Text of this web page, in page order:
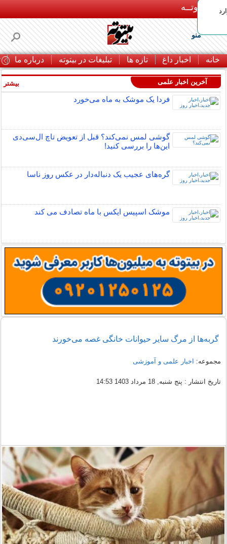
بـیتوتــه
منو
خانه اخبار داغ تازه ها تبلیغات در بیتوته درباره ما
آخرین اخبار علمی
فردا یک موشک به ماه می‌خورد
گوشی لمس نمی‌کند؟ قبل از تعویض تاچ ال‌سی‌دی
این‌ها را بررسی کنید!
گره‌های عجیب یک دنباله‌دار در عکس روز ناسا
موشک اسپیس ایکس با ماه تصادف می کند
بیشتر
گربه‌ها از مرگ سایر حیوانات خانگی غصه می‌خورند
مجموعه: اخبار علمی و آموزشی
تاریخ انتشار : پنج شنبه, 18 مرداد 1403 14:53